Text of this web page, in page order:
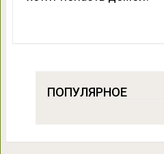
ПОПУЛЯРНОЕ